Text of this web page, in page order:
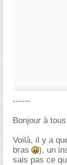
------
Bonjour à
Voilà, il y a
bras
), un
sais pas ce